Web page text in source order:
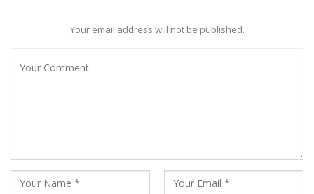
Your email address will not be published.